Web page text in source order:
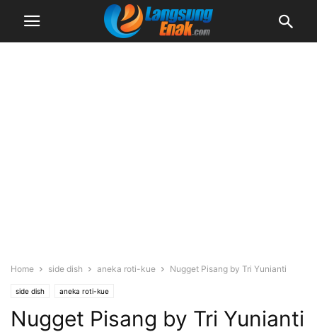
Home side dish aneka roti-kue Nugget Pisang by Tri Yunianti
side dish aneka roti-kue
Nugget Pisang by Tri Yunianti